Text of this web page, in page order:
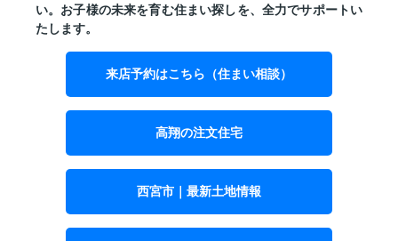
い。お子様の未来を育む住まい探しを、全力でサポートい
たします。
来店予約はこちら（住まい相談）
高翔の注文住宅
西宮市｜最新土地情報